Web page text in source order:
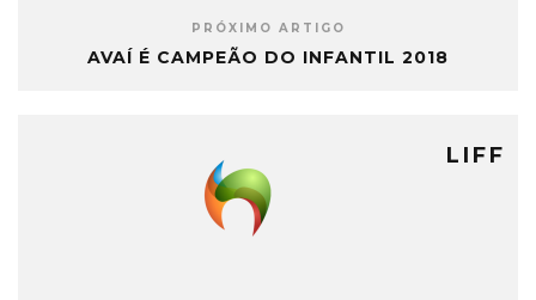
PRÓXIMO ARTIGO
AVAÍ É CAMPEÃO DO INFANTIL 2018
LIFF